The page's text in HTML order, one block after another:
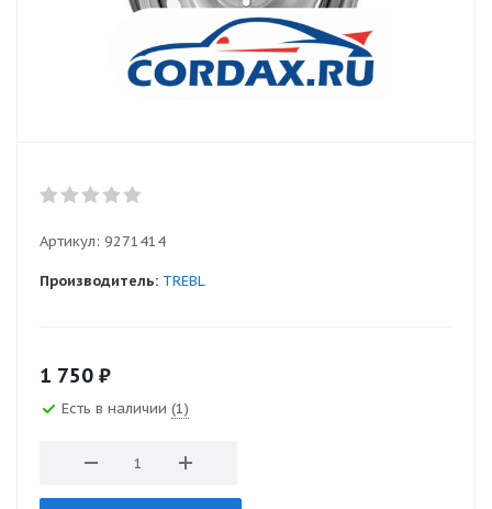
Артикул: 9271414
Производитель: TREBL
1 750 ₽
Есть в наличии (1)